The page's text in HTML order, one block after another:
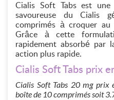
Cialis Soft Tabs est
savoureuse du Cialis
comprimés à croquer
Grâce à cette
rapidement absorbé par
action plus rapide.
Cialis Soft Tabs prix
Cialis Soft Tabs 20 mg
boîte de 10 comprimés soit